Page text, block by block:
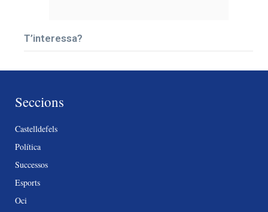
T’interessa?
Seccions
Castelldefels
Política
Successos
Esports
Oci